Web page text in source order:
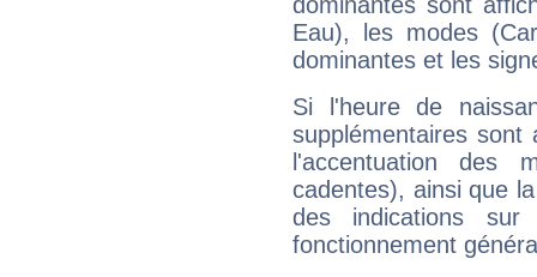
dominantes sont
Eau), les modes
dominantes et les
Si l'heure de
supplémentaires sont
l'accentuation des
cadentes), ainsi que
des indications sur
fonctionnement